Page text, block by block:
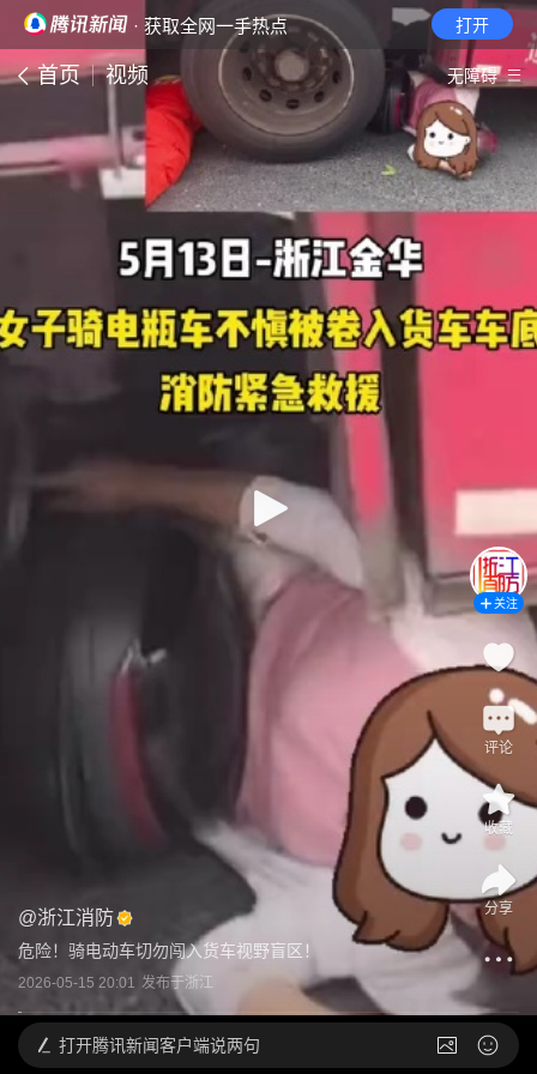
· 获取全网一手热点 打开
首页 视频 无障碍
@浙江消防
危险！骑电动车切勿闯入货车视野盲区！
2026-05-15 20:01 发布于浙江
关注
评论
收藏
分享
打开腾讯新闻客户端说两句